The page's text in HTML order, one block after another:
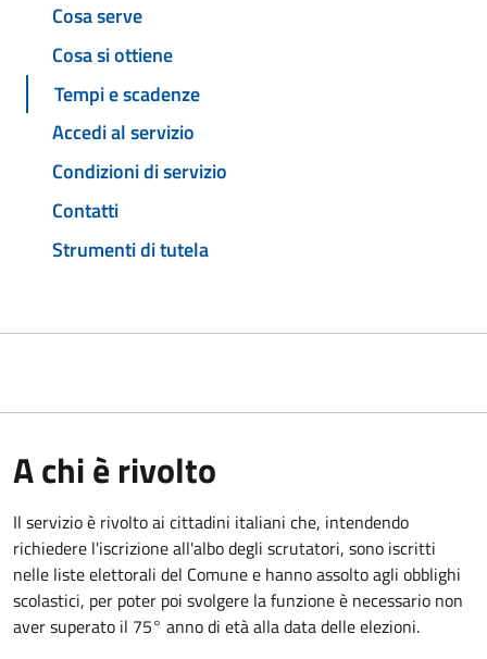
Cosa serve
Cosa si ottiene
Tempi e scadenze
Accedi al servizio
Condizioni di servizio
Contatti
Strumenti di tutela
A chi è rivolto
Il servizio è rivolto ai cittadini italiani che, intendendo
richiedere l'iscrizione all'albo degli scrutatori, sono iscritti
nelle liste elettorali del Comune e hanno assolto agli obblighi
scolastici, per poter poi svolgere la funzione è necessario non
aver superato il 75° anno di età alla data delle elezioni.